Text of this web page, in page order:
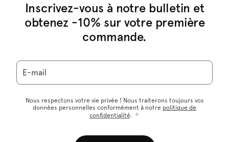
Inscrivez-vous à notre bulletin et
obtenez -10% sur votre première
commande.
E-mail
Nous respectons votre vie privée ! Nous traiterons toujours vos
données personnelles conformément à notre politique de
confidentialité.